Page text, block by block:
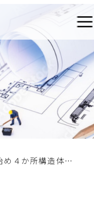
西稲永荘始め４か所構造体耐久性調査業務委託